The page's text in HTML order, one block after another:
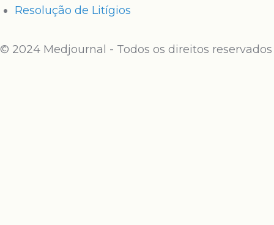
Resolução de Litígios
© 2024 Medjournal - Todos os direitos reservados